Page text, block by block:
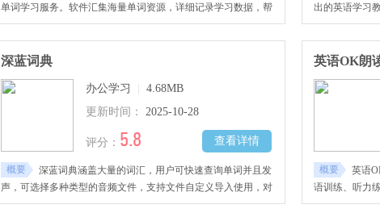
单词学习服务。软件汇集海量单词资源，详细记录学习数据，帮
助你了解掌握和未学单词，高效开启学习模式。有强大智能搜索
功能，可以按英文单词或中文释义搜索，快速找到目标单词，了
解释义、例句，全方位掌握。
出的英语学习
位提升英语水
来进行单词的
深蓝词典
办公学习
4.68MB
更新时间：
2025-10-28
查看详情
评分： 5.8
概要
深蓝词典涵盖大量的词汇，用户可快速查询单词并且发
声，可选择多种类型的音频文件，支持文件自定义导入使用，对
于需要词典的用户非常方便，快来下载吧。
英语OK朗
概要
英语
语训练、听力
分析薄弱点，